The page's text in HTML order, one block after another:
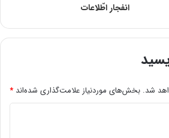
انفجار اطّلاعات
شد. بخش‌های موردنیاز علامت‌گذاری شده‌اند *